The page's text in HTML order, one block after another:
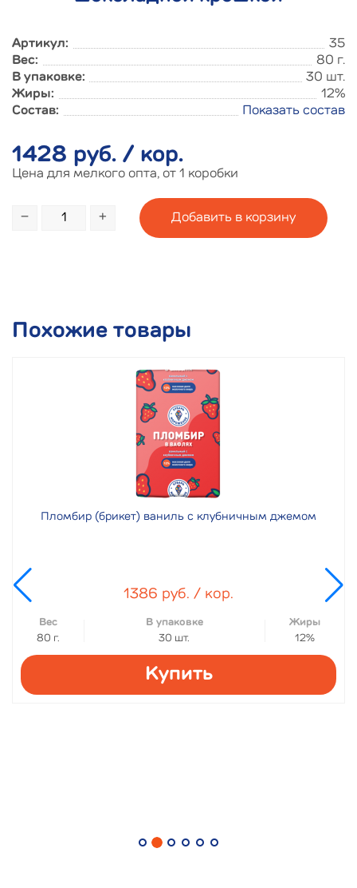
Артикул:
35
Вес:
80 г.
В упаковке:
30 шт.
Жиры:
12%
Состав:
Показать состав
1428 руб. / кор.
Цена для мелкого опта, от 1 коробки
− +
Похожие товары
Пломбир (брикет) ваниль с клубничным джемом
1386 руб. / кор.
Вес
80 г.
В упаковке
30 шт.
Жиры
12%
Купить